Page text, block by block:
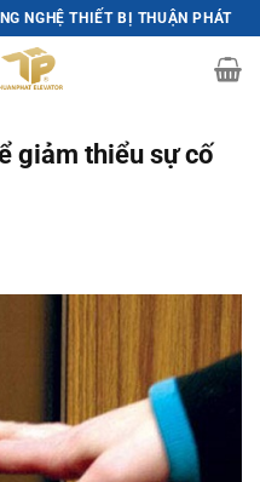
NGHỆ THIẾT BỊ THUẬN PHÁT
giảm thiểu sự cố